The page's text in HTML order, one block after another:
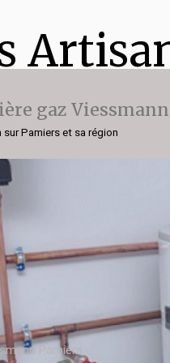
gaz Viessmann
sur Pamiers et sa région
Pamiers